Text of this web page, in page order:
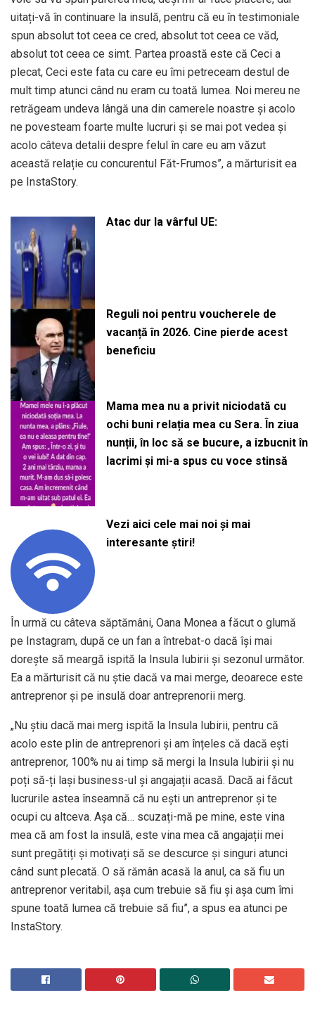
uitați-vă în continuare la insulă, pentru că eu în testimoniale
spun absolut tot ceea ce cred, absolut tot ceea ce văd,
absolut tot ceea ce simt. Partea proastă este că Ceci a
plecat, Ceci este fata cu care eu îmi petreceam destul de
mult timp atunci când nu eram cu toată lumea. Noi mereu ne
retrăgeam undeva lângă una din camerele noastre și acolo
ne povesteam foarte multe lucruri și se mai pot vedea și
acolo câteva detalii despre felul în care eu am văzut
această relație cu concurentul Făt-Frumos”, a mărturisit ea
pe InstaStory.
Atac dur la vârful UE:
Reguli noi pentru voucherele de
vacanță în 2026. Cine pierde acest
beneficiu
Mama mea nu a privit niciodată cu
ochi buni relația mea cu Sera. În ziua
nunții, în loc să se bucure, a izbucnit în
lacrimi și mi-a spus cu voce stinsă
Vezi aici cele mai noi și mai
interesante știri!
În urmă cu câteva săptămâni, Oana Monea a făcut o glumă
pe Instagram, după ce un fan a întrebat-o dacă își mai
dorește să meargă ispită la Insula Iubirii și sezonul următor.
Ea a mărturisit că nu știe dacă va mai merge, deoarece este
antreprenor și pe insulă doar antreprenorii merg.
„Nu știu dacă mai merg ispită la Insula Iubirii, pentru că
acolo este plin de antreprenori și am înțeles că dacă ești
antreprenor, 100% nu ai timp să mergi la Insula Iubirii și nu
poți să-ți lași business-ul și angajații acasă. Dacă ai făcut
lucrurile astea înseamnă că nu ești un antreprenor și te
ocupi cu altceva. Așa că… scuzați-mă pe mine, este vina
mea că am fost la insulă, este vina mea că angajații mei
sunt pregătiți și motivați să se descurce și singuri atunci
când sunt plecată. O să rămân acasă la anul, ca să fiu un
antreprenor veritabil, așa cum trebuie să fiu și așa cum îmi
spune toată lumea că trebuie să fiu”, a spus ea atunci pe
InstaStory.